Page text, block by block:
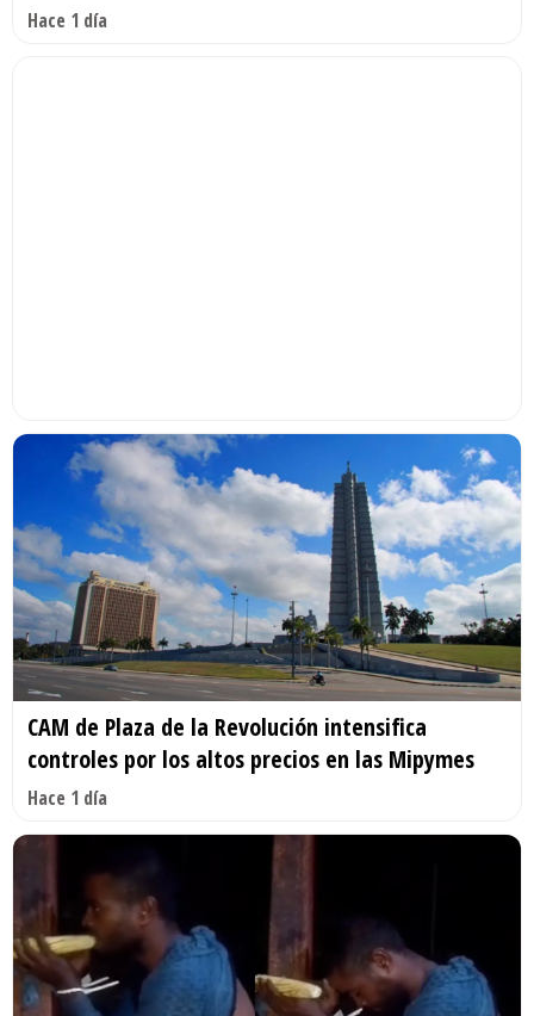
Hace 1 día
CAM de Plaza de la Revolución intensifica
controles por los altos precios en las Mipymes
Hace 1 día